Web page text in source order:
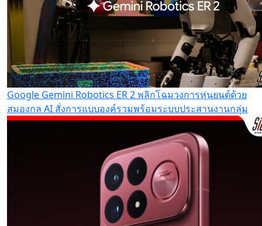
Google Gemini Robotics ER 2 พลิกโฉมวงการหุ่นยนต์ด้วย
สมองกล AI สั่งการแบบองค์รวมพร้อมระบบประสานงานกลุ่ม